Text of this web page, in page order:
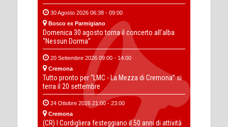
30 Agosto 2026 06:38 - 09:00
Bosco ex Parmigiano
Domenica 30 agosto torna il concerto all’alba
“Nessun Dorma”
20 Settembre 2026 09:00 - 14:00
Cremona
Tutto pronto per “LMC - La Mezza di Cremona” si
terra il 20 settembre
24 Ottobre 2026 21:00 - 23:00
Cremona
(CR) I Cordigliera festeggiano il 50 anni di attività